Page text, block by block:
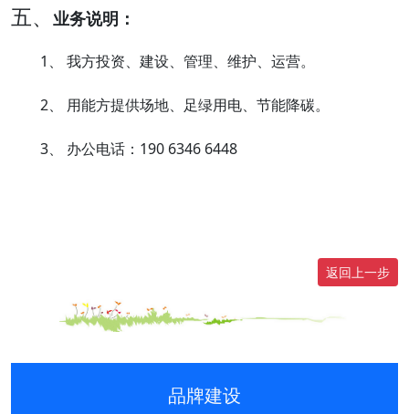
五、 业务说明：
1、 我方投资、建设、管理、维护、运营。
2、 用能方提供场地、足绿用电、节能降碳。
3、 办公电话：190 6346 6448
返回上一步
品牌建设